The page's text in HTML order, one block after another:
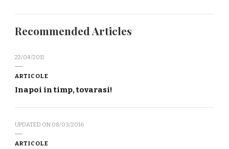
Recommended Articles
22/04/2011
ARTICOLE
Inapoi in timp, tovarasi!
UPDATED ON 08/03/2016
ARTICOLE